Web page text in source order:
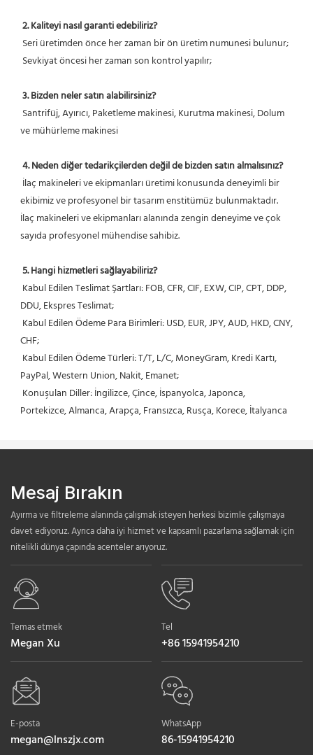
2. Kaliteyi nasıl garanti edebiliriz?
Seri üretimden önce her zaman bir ön üretim numunesi bulunur;
Sevkiyat öncesi her zaman son kontrol yapılır;
3. Bizden neler satın alabilirsiniz?
ve mühürleme makinesi
4. Neden diğer tedarikçilerden değil de bizden satın almalısınız?
ekibimiz ve profesyonel bir tasarım enstitümüz bulunmaktadır.
İlaç makineleri ve ekipmanları alanında zengin deneyime ve çok
sayıda profesyonel mühendise sahibiz.
5. Hangi hizmetleri sağlayabiliriz?
DDU, Ekspres Teslimat;
CHF;
PayPal, Western Union, Nakit, Emanet;
Portekizce, Almanca, Arapça, Fransızca, Rusça, Korece, İtalyanca
Mesaj Bırakın
Ayırma ve filtreleme alanında çalışmak isteyen herkesi bizimle çalışmaya
davet ediyoruz. Ayrıca daha iyi hizmet ve kapsamlı pazarlama sağlamak için
nitelikli dünya çapında acenteler arıyoruz.
Temas etmek
Megan Xu
Tel
+86 15941954210
E-posta
megan@lnszjx.com
WhatsApp
86-15941954210